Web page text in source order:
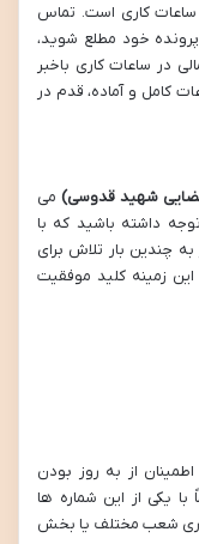
ساعات کاری است. تماس
خود مطلع شوید،
در ساعات کاری باخبر
کامل و آماده، قدم در
می
داشته باشید که با
چندین بار تلاش برای
زمینه کلید موفقیت
از به روز بودن
با یکی از این شماره ها
شعب مختلف یا بخش